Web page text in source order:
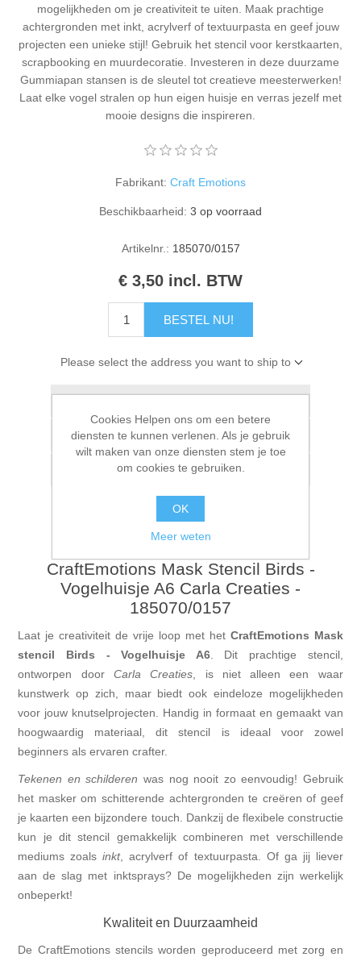
Kaarten 2021
mogelijkheden om je creativiteit te uiten. Maak prachtige
achtergronden met inkt, acrylverf of textuurpasta en geef jouw
projecten een unieke stijl! Gebruik het stencil voor kerstkaarten,
scrapbooking en muurdecoratie. Investeren in deze duurzame
Gummiapan stansen is de sleutel tot creatieve meesterwerken!
Laat elke vogel stralen op hun eigen huisje en verras jezelf met
mooie designs die inspireren.
Fabrikant: Craft Emotions
Beschikbaarheid: 3 op voorraad
Artikelnr.: 185070/0157
€ 3,50 incl. BTW
BESTEL NU!
Please select the address you want to ship to
Vergelijk product
E-mail een vriend
CraftEmotions Mask Stencil Birds -
Vogelhuisje A6 Carla Creaties -
185070/0157
Laat je creativiteit de vrije loop met het CraftEmotions Mask
stencil Birds - Vogelhuisje A6. Dit prachtige stencil,
ontworpen door Carla Creaties, is niet alleen een waar
kunstwerk op zich, maar biedt ook eindeloze mogelijkheden
voor jouw knutselprojecten. Handig in formaat en gemaakt van
hoogwaardig materiaal, dit stencil is ideaal voor zowel
beginners als ervaren crafter.
Tekenen en schilderen was nog nooit zo eenvoudig! Gebruik
het masker om schitterende achtergronden te creëren of geef
je kaarten een bijzondere touch. Dankzij de flexibele constructie
kun je dit stencil gemakkelijk combineren met verschillende
mediums zoalsinkt, acrylverf of textuurpasta. Of ga jij liever
aan de slag met inktsprays? De mogelijkheden zijn werkelijk
onbeperkt!
Kwaliteit en Duurzaamheid
De CraftEmotions stencils worden geproduceerd met zorg en
Cookies Helpen ons om een betere
diensten te kunnen verlenen. Als je gebruik
wilt maken van onze diensten stem je toe
om cookies te gebruiken.
OK
Meer weten